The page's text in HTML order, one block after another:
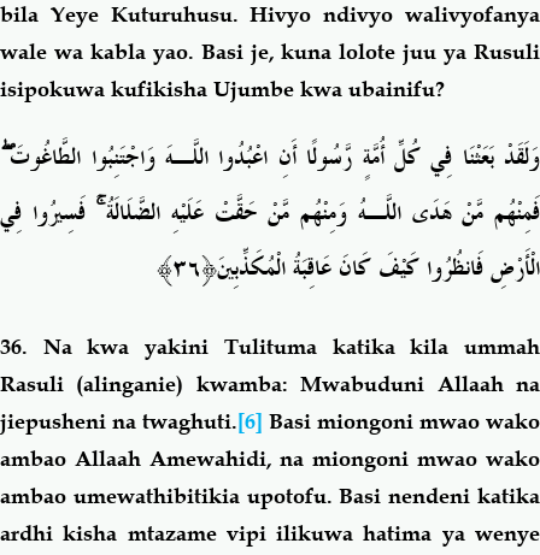
bila Yeye Kuturuhusu. Hivyo ndivyo walivyofanya
wale wa kabla yao. Basi je, kuna lolote juu ya Rusuli
isipokuwa kufikisha Ujumbe kwa ubainifu?
وَلَقَدْ بَعَثْنَا فِي كُلِّ أُمَّةٍ رَّسُولًا أَنِ اعْبُدُوا اللَّـهَ وَاجْتَنِبُوا الطَّاغُوتَۖ
فَمِنْهُم مَّنْ هَدَى اللَّـهُ وَمِنْهُم مَّنْ حَقَّتْ عَلَيْهِ الضَّلَالَةُۚ فَسِيرُوا فِي
الْأَرْضِ فَانظُرُوا كَيْفَ كَانَ عَاقِبَةُ الْمُكَذِّبِينَ﴿٣٦﴾
36. Na kwa yakini Tulituma katika kila ummah
Rasuli (alinganie) kwamba: Mwabuduni Allaah na
jiepusheni na twaghuti.[6] Basi miongoni mwao wako
ambao Allaah Amewahidi, na miongoni mwao wako
ambao umewathibitikia upotofu. Basi nendeni katika
ardhi kisha mtazame vipi ilikuwa hatima ya wenye